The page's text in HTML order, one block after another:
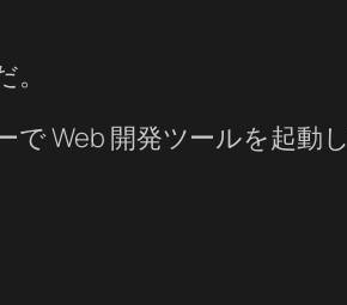
で Web 開発ツールを起動